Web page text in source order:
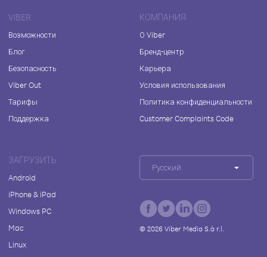
VIBER
Возможности
Блог
Безопасность
Viber Out
Тарифы
Поддержка
КОМПАНИЯ
О Viber
Бренд-центр
Карьера
Условия использования
Политика конфиденциальности
Customer Complaints Code
ЗАГРУЗИТЬ
Android
iPhone & iPad
Windows PC
Mac
Linux
Русский
© 2026Viber Media S.à r.l.